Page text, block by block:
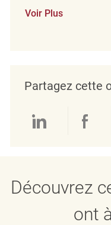
Voir Plus
Partagez cette
Partager
Découvrez
ont